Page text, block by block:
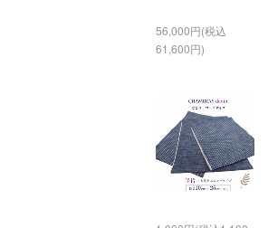
56,000円(税込
61,600円)